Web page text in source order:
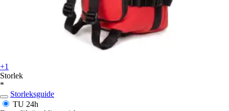
+1
Storlek
*
Storleksguide
TU 24h